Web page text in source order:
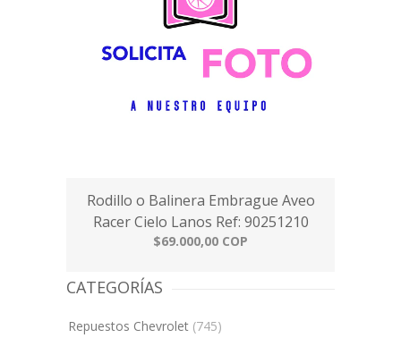
Rodillo o Balinera Embrague Aveo
Racer Cielo Lanos Ref: 90251210
$69.000,00 COP
CATEGORÍAS
Repuestos Chevrolet (745)